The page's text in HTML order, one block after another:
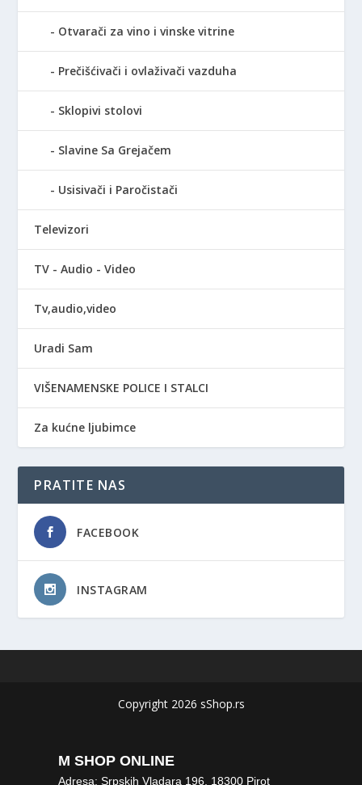
Otvarači za vino i vinske vitrine
Prečišćivači i ovlaživači vazduha
Sklopivi stolovi
Slavine Sa Grejačem
Usisivači i Paročistači
Televizori
TV - Audio - Video
Tv,audio,video
Uradi Sam
VIŠENAMENSKE POLICE I STALCI
Za kućne ljubimce
PRATITE NAS
FACEBOOK
INSTAGRAM
Copyright 2026 sShop.rs
M SHOP ONLINE
Adresa: Srpskih Vladara 196, 18300 Pirot